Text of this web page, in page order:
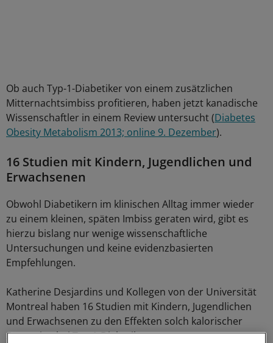
Ob auch Typ-1-Diabetiker von einem zusätzlichen
Mitternachtsimbiss profitieren, haben jetzt kanadische
Wissenschaftler in einem Review untersucht (Diabetes
Obesity Metabolism 2013; online 9. Dezember).
16 Studien mit Kindern, Jugendlichen und
Erwachsenen
Obwohl Diabetikern im klinischen Alltag immer wieder
zu einem kleinen, späten Imbiss geraten wird, gibt es
hierzu bislang nur wenige wissenschaftliche
Untersuchungen und keine evidenzbasierten
Empfehlungen.
Katherine Desjardins und Kollegen von der Universität
Montreal haben 16 Studien mit Kindern, Jugendlichen
und Erwachsenen zu den Effekten solch kalorischer
Strategien bei Typ-1-Diabetikern zusammengetragen